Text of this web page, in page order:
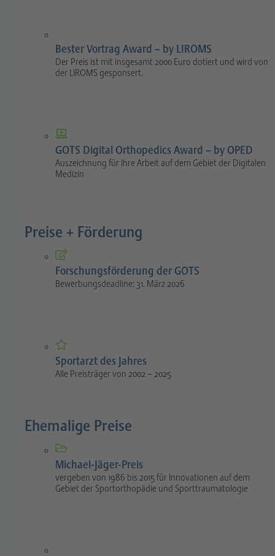
Bester Vortrag Award – by LIROMS
Der Preis ist mit insgesamt 2000 Euro dotiert und wird von
der LIROMS gesponsert.
GOTS Digital Orthopedics Award – by OPED
Auszeichnung für Ihre Arbeit auf dem Gebiet der Digitalen
Medizin
Preise + Förderung
Forschungsförderung der GOTS
Bewerbungsdeadline: 31. März 2026
Sportarzt des Jahres
Alle Preisträger von 2002 – 2025
Ehemalige Preise
Michael-Jäger-Preis
vergeben von 1986 bis 2015 für Innovationen auf dem
Gebiet der Sportorthopädie und Sporttraumatologie